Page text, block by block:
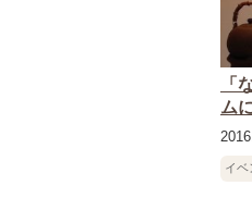
「
ム
イベ